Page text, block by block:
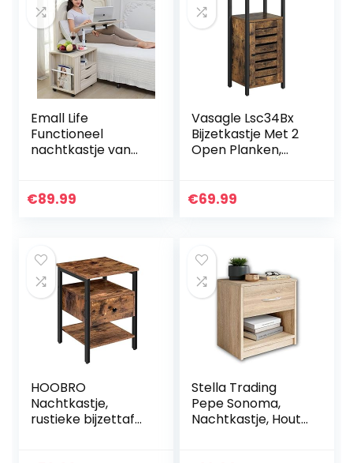
Emall Life
Functioneel
nachtkastje van
en open legplank
€89.99
Vasagle Lsc34Bx
Bijzetkastje Met 2
Open Planken,
Woonkamer,
€69.99
HOOBRO
Nachtkastje,
rustieke bijzettafel
Stella Trading
Pepe Sonoma,
Nachtkastje, Hout,